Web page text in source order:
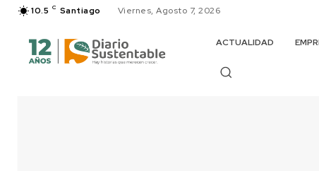
10.5 C Santiago Viernes, Agosto 7, 2026
ACTUALIDAD